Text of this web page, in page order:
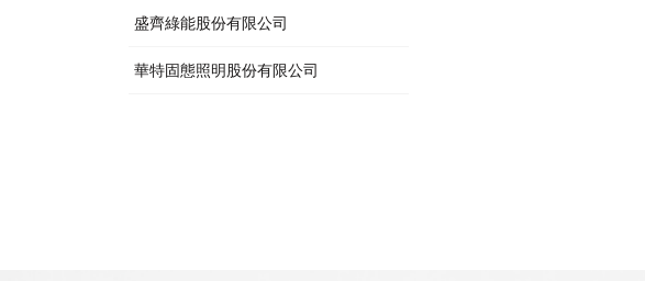
盛齊綠能股份有限公司
華特固態照明股份有限公司